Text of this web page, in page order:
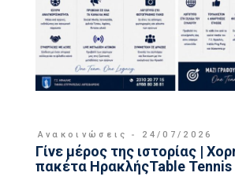
Ανακοινώσεις 24/07/2026
Γίνε μέρος της ιστορίας |
πακέτα ΗρακλήςTable Tennis